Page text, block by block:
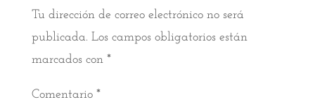
Tu dirección de correo electrónico no será
publicada. Los campos obligatorios están
marcados con *
Comentario *